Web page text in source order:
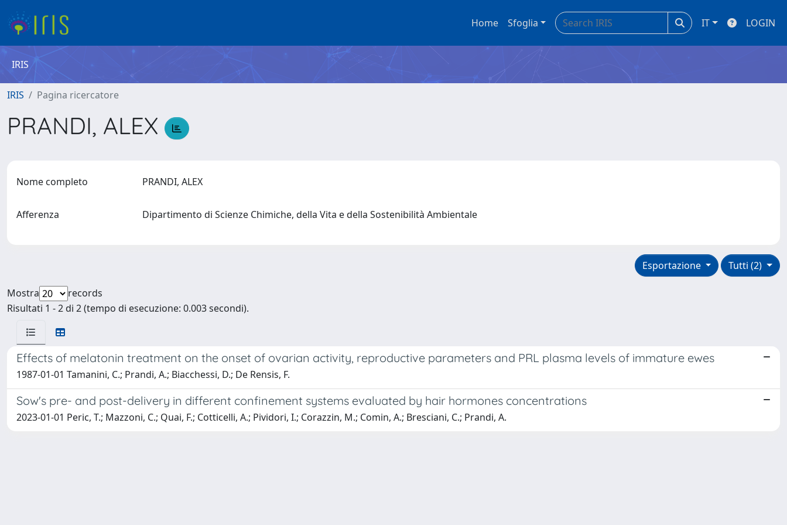
Home Sfoglia IT LOGIN
IRIS
IRIS Pagina ricercatore
PRANDI, ALEX
Nome completo PRANDI, ALEX
Afferenza Dipartimento di Scienze Chimiche, della Vita e della Sostenibilità Ambientale
Tutti (2)
Esportazione
Mostra
records
Risultati 1 - 2 di 2 (tempo di esecuzione: 0.003 secondi).
Effects of melatonin treatment on the onset of ovarian activity, reproductive parameters and PRL plasma levels of immature ewes
1987-01-01 Tamanini, C.; Prandi, A.; Biacchessi, D.; De Rensis, F.
Sow's pre- and post-delivery in different confinement systems evaluated by hair hormones concentrations
2023-01-01 Peric, T.; Mazzoni, C.; Quai, F.; Cotticelli, A.; Pividori, I.; Corazzin, M.; Comin, A.; Bresciani, C.; Prandi, A.